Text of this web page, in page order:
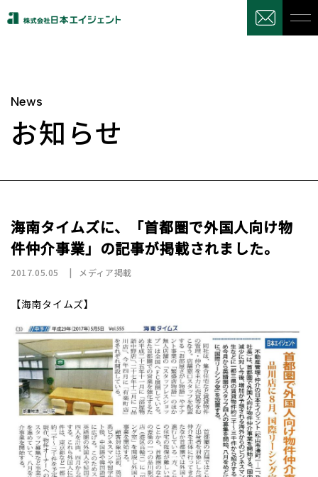
News
お知らせ
海南タイムズに、「首都圏で外国人向け物
件仲介事業」の記事が掲載されました。
2017.05.05 メディア掲載
【海南タイムズ】